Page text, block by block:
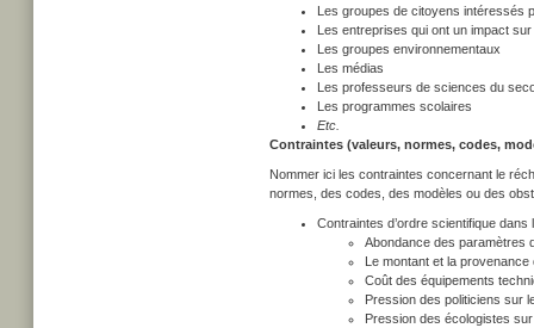
Les groupes de citoyens intéressés
Les entreprises qui ont un impact sur
Les groupes environnementaux
Les médias
Les professeurs de sciences du
Les programmes scolaires
Etc
Contraintes (valeurs, normes, codes,
Nommer ici les contraintes concernant le
normes, des codes, des modèles ou des
Contraintes d’ordre scientifique
Abondance des paramètres
Le montant et la
Coût des équipements
Pression des politiciens sur
Pression des écologistes